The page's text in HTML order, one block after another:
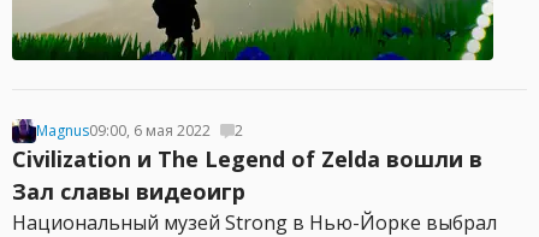
Magnus09:00, 6 мая 2022 2
Civilization и The Legend of Zelda вошли в
Зал славы видеоигр
Национальный музей Strong в Нью-Йорке выбрал